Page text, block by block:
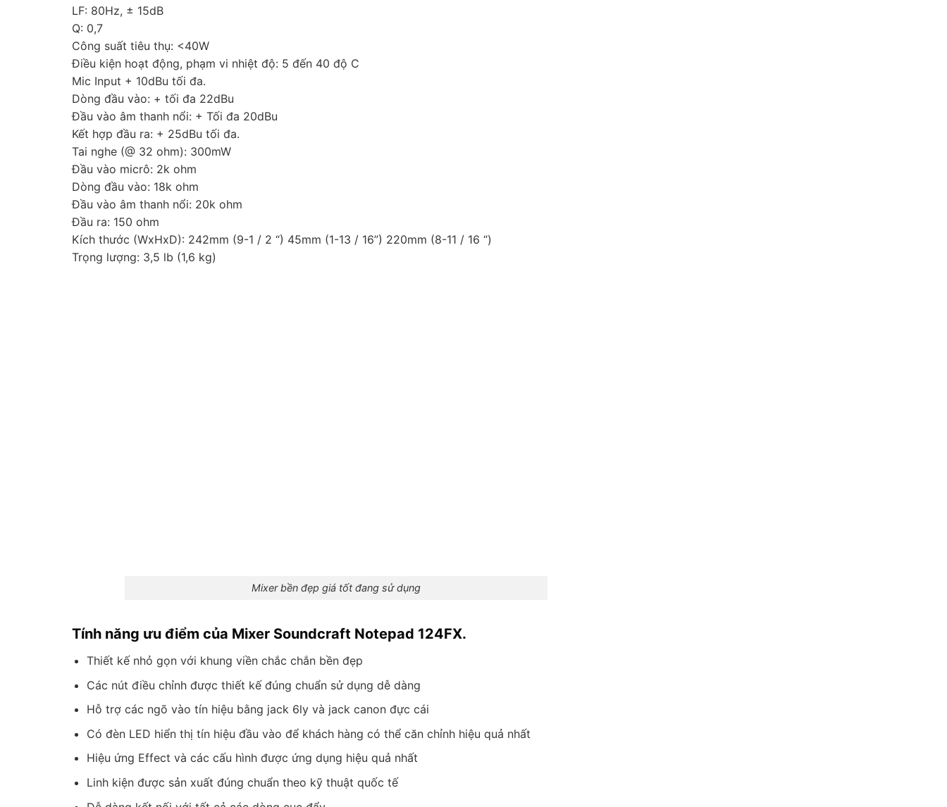
LF: 80Hz, ± 15dB
Q: 0,7
Công suất tiêu thụ: <40W
Điều kiện hoạt động, phạm vi nhiệt độ: 5 đến 40 độ C
Mic Input + 10dBu tối đa.
Dòng đầu vào: + tối đa 22dBu
Đầu vào âm thanh nổi: + Tối đa 20dBu
Kết hợp đầu ra: + 25dBu tối đa.
Tai nghe (@ 32 ohm): 300mW
Đầu vào micrô: 2k ohm
Dòng đầu vào: 18k ohm
Đầu vào âm thanh nổi: 20k ohm
Đầu ra: 150 ohm
Kích thước (WxHxD): 242mm (9-1 / 2 “) 45mm (1-13 / 16”) 220mm (8-11 / 16 “)
Trọng lượng: 3,5 lb (1,6 kg)
Mixer bền đẹp giá tốt đang sử dụng
Tính năng ưu điểm của Mixer Soundcraft Notepad 124FX.
Thiết kế nhỏ gọn với khung viền chắc chắn bền đẹp
Các nút điều chỉnh được thiết kế đúng chuẩn sử dụng dễ dàng
Hỗ trợ các ngõ vào tín hiệu bằng jack 6ly và jack canon đực cái
Có đèn LED hiển thị tín hiệu đầu vào để khách hàng có thể căn chỉnh hiệu quả nhất
Hiệu ứng Effect và các cấu hình được ứng dụng hiệu quả nhất
Linh kiện được sản xuất đúng chuẩn theo kỹ thuật quốc tế